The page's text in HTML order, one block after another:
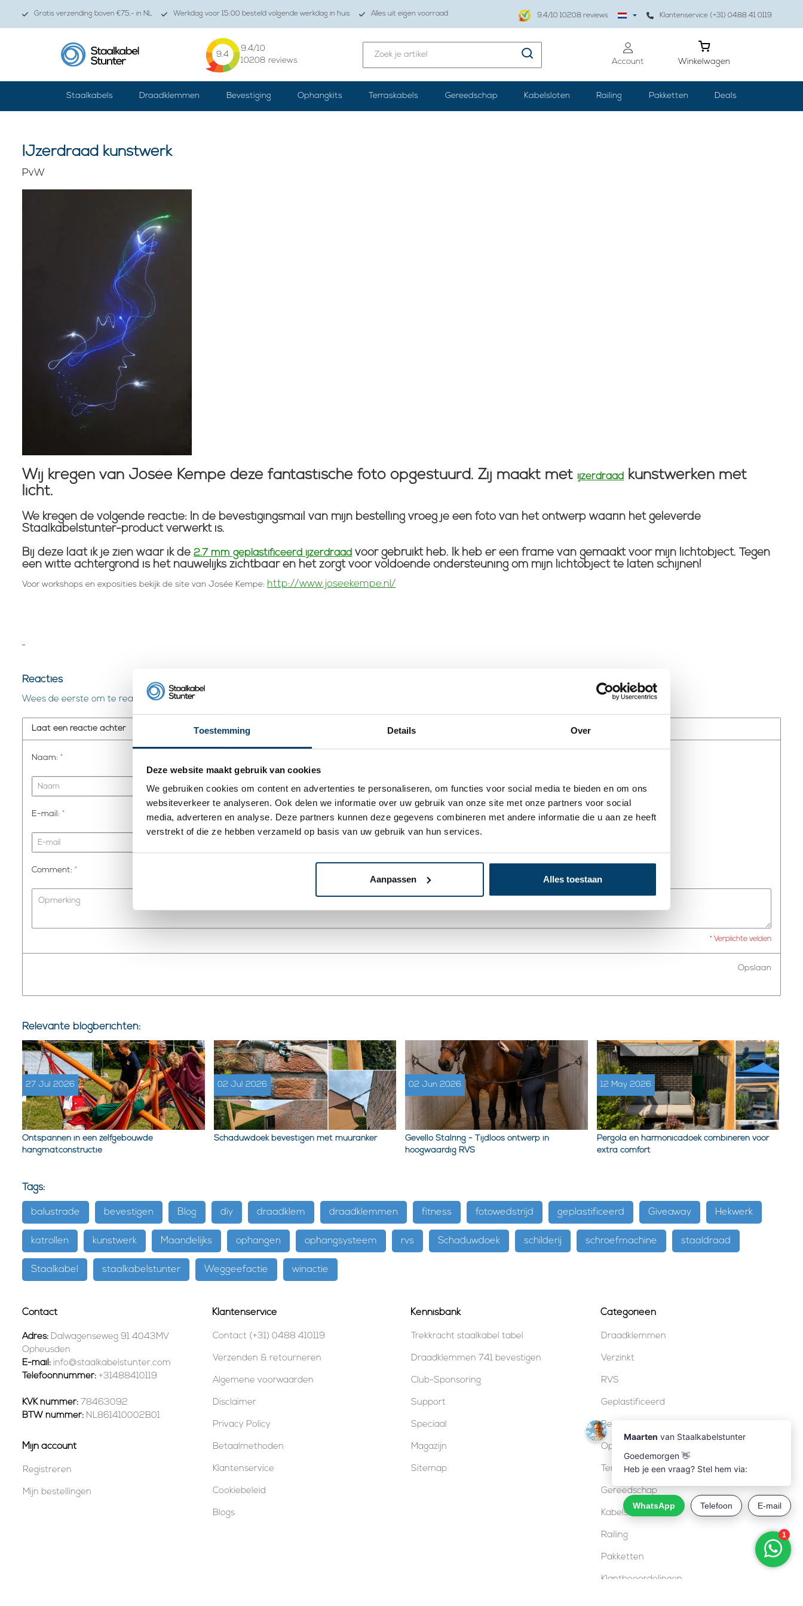
Toestemming Details Over
Deze website maakt gebruik van cookies
We gebruiken cookies om content en advertenties te personaliseren, om functies voor social media te bieden en om ons
websiteverkeer te analyseren. Ook delen we informatie over uw gebruik van onze site met onze partners voor social
media, adverteren en analyse. Deze partners kunnen deze gegevens combineren met andere informatie die u aan ze heeft
verstrekt of die ze hebben verzameld op basis van uw gebruik van hun services.
Aanpassen Alles toestaan
Gratis verzending boven €75,- in NL Werkdag voor 15:00 besteld volgende werkdag in huis Alles uit eigen voorraad 9.4/10 10208 reviews Klantenservice (+31) 0488 41 0119
9.4
9.4/10
10208 reviews Account Winkelwagen
Staalkabels Draadklemmen Bevestiging Ophangkits Terraskabels Gereedschap Kabelsloten Railing Pakketten Deals
IJzerdraad kunstwerk
PvW
Wij kregen van Josée Kempe deze fantastische foto opgestuurd. Zij maakt met ijzerdraad kunstwerken met
licht.
We kregen de volgende reactie: In de bevestigingsmail van mijn bestelling vroeg je een foto van het ontwerp waarin het geleverde
Staalkabelstunter-product verwerkt is.
Bij deze laat ik je zien waar ik de 2.7 mm geplastificeerd ijzerdraad voor gebruikt heb. Ik heb er een frame van gemaakt voor mijn lichtobject. Tegen
een witte achtergrond is het nauwelijks zichtbaar en het zorgt voor voldoende ondersteuning om mijn lichtobject te laten schijnen!
Voor workshops en exposities bekijk de site van Josée Kempe: http://www.joseekempe.nl/
Reacties
Wees de eerste om te reageren...
Laat een reactie achter
Naam: *
E-mail: *
* Uw e-mailadres wordt niet gepubliceerd.
Comment: *
* Verplichte velden
Opslaan
Relevante blogberichten:
27 Jul 2026
Ontspannen in een zelfgebouwde
hangmatconstructie
02 Jul 2026
Schaduwdoek bevestigen met muuranker
02 Jun 2026
Gevello Stalring - Tijdloos ontwerp in
hoogwaardig RVS
12 May 2026
Pergola en harmonicadoek combineren voor
extra comfort
Tags:
balustrade bevestigen Blog diy draadklem draadklemmen fitness fotowedstrijd geplastificeerd Giveaway Hekwerk
katrollen kunstwerk Maandelijks ophangen ophangsysteem rvs Schaduwdoek schilderij schroefmachine staaldraad
Staalkabel staalkabelstunter Weggeefactie winactie
Contact
Adres: Dalwagenseweg 91 4043MV
Opheusden
E-mail: info@staalkabelstunter.com
Telefoonnummer: +31488410119
KVK nummer: 78463092
BTW nummer: NL861410002B01
Mijn account
Registreren
Mijn bestellingen
Klantenservice
Contact (+31) 0488 410119
Verzenden & retourneren
Algemene voorwaarden
Disclaimer
Privacy Policy
Betaalmethoden
Klantenservice
Cookiebeleid
Blogs
Kennisbank
Trekkracht staalkabel tabel
Draadklemmen 741 bevestigen
Club-Sponsoring
Support
Speciaal
Magazijn
Sitemap
Categorieën
Draadklemmen
Verzinkt
RVS
Geplastificeerd
Bevestiging
Ophangkits
Terraskabels
Gereedschap
Kabelsloten
Railing
Pakketten
Klantbeoordelingen